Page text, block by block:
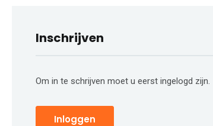
Inschrijven
Om in te schrijven moet u eerst ingelogd zijn.
Inloggen